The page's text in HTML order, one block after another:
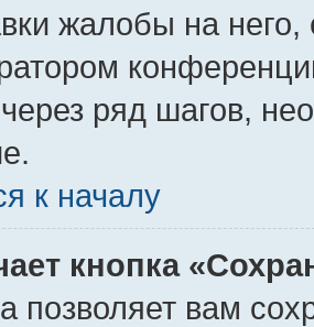
жалобы на
ряд шагов,
к началу
кнопка
позволяет вам